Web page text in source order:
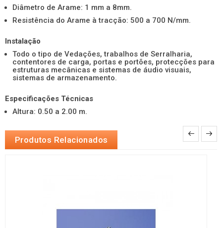
Diâmetro de Arame: 1 mm a 8mm.
Resistência do Arame à tracção: 500 a 700 N/mm.
Instalação
Todo o tipo de Vedações, trabalhos de Serralharia,
contentores de carga, portas e portões, protecções para
estruturas mecânicas e sistemas de áudio visuais,
sistemas de armazenamento.
Especificações Técnicas
Altura: 0.50 a 2.00 m.
Produtos Relacionados